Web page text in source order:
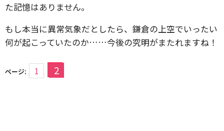
た記憶はありません。
もし本当に異常気象だとしたら、鎌倉の上空でいったい
何が起こっていたのか……今後の究明がまたれますね！
ページ: 1 2